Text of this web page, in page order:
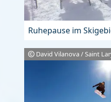
Ruhepause im
David Vilanova / Saint